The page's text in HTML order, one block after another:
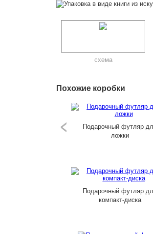
схема
Похожие коробки
Подарочный футляр
ложки
Подарочный футляр
компакт-диска